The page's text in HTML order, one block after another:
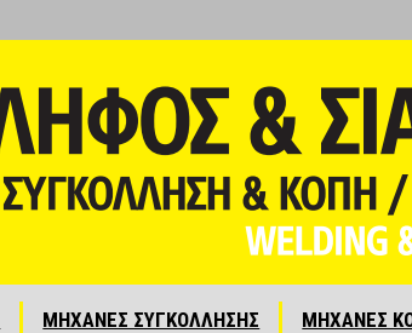
ΜΗΧΑΝΕΣ ΣΥΓΚΟΛΛΗΣΗΣ ΜΗΧΑΝΕΣ